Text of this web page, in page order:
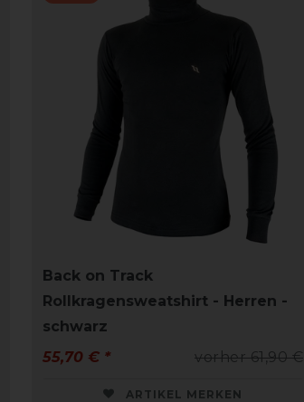
Back on Track
Rollkragensweatshirt - Herren -
schwarz
vorher 61,90 €
55,70 € *
ARTIKEL MERKEN